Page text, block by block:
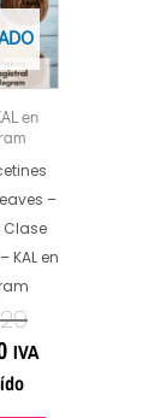
en
–
Clase
KAL en
original
era:
€81,29.
actual
es:
€35,00.
IVA